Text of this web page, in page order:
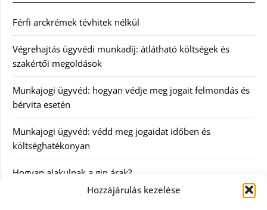
Hozzájárulás kezelése
Férfi arckrémek tévhitek nélkül
Végrehajtás ügyvédi munkadíj: átlátható költségek és
szakértői megoldások
Munkajogi ügyvéd: hogyan védje meg jogait felmondás és
bérvita esetén
Munkajogi ügyvéd: védd meg jogaidat időben és
költséghatékonyan
Hogyan alakulnak a gin árak?